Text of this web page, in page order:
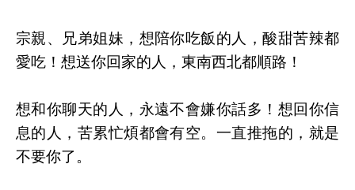
宗親、兄弟姐妹，想陪你吃飯的人，酸甜苦辣都
愛吃！想送你回家的人，東南西北都順路！
想和你聊天的人，永遠不會嫌你話多！想回你信
息的人，苦累忙煩都會有空。一直推拖的，就是
不要你了 。